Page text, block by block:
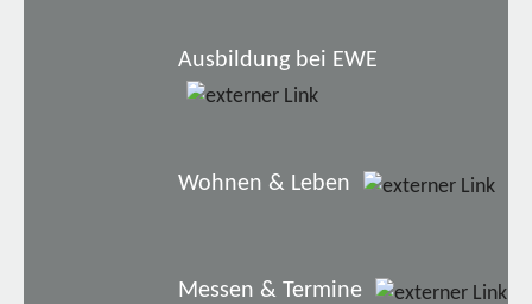
Ausbildung bei EWE
Wohnen & Leben
Messen & Termine